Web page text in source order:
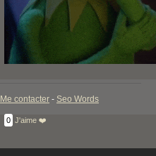
Me contacter - Seo Words
0 J'aime ❤️